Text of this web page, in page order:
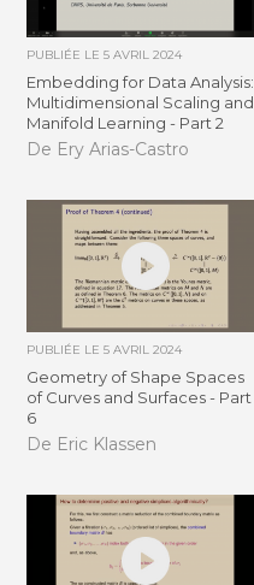
PUBLIÉE LE5 AVRIL 2024
Embedding for Data Analysis:
Multidimensional Scaling and
Manifold Learning - Part 2
De Ery Arias-Castro
PUBLIÉE LE5 AVRIL 2024
Geometry of Shape Spaces
of Curves and Surfaces - Part
6
De Eric Klassen